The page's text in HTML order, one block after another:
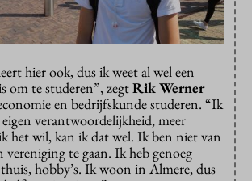
hier ook, dus ik weet al wel een
om te studeren”, zegtRik Werner
en bedrijfskunde studeren. “Ik
verantwoordelijkheid, meer
het wil, kan ik dat wel. Ik ben niet van
vereniging te gaan. Ik heb genoeg
hobby’s. Ik woon in Almere, dus